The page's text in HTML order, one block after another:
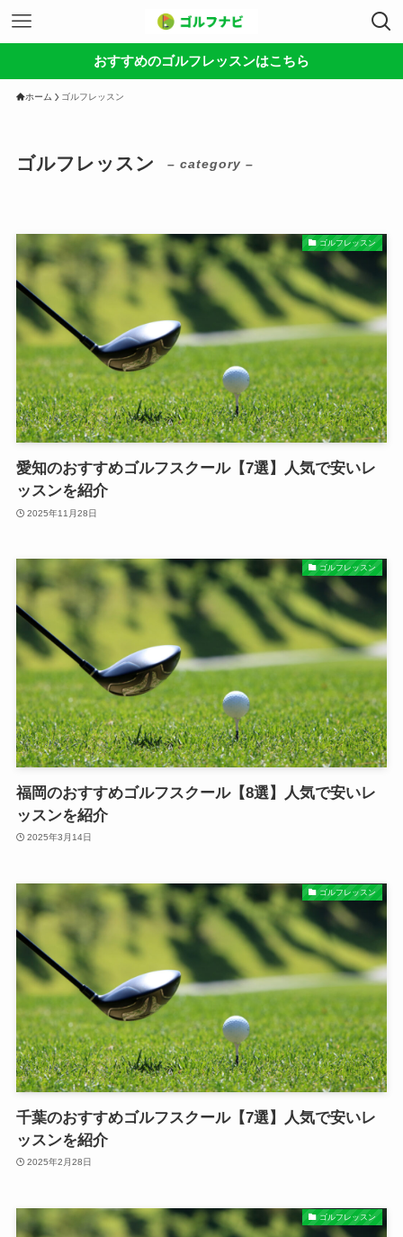
おすすめのゴルフレッスンはこちら
ホーム ゴルフレッスン
ゴルフレッスン – category –
ゴルフレッスン
愛知のおすすめゴルフスクール【7選】人気で安いレ
ッスンを紹介
2025年11月28日
ゴルフレッスン
福岡のおすすめゴルフスクール【8選】人気で安いレ
ッスンを紹介
2025年3月14日
ゴルフレッスン
千葉のおすすめゴルフスクール【7選】人気で安いレ
ッスンを紹介
2025年2月28日
ゴルフレッスン